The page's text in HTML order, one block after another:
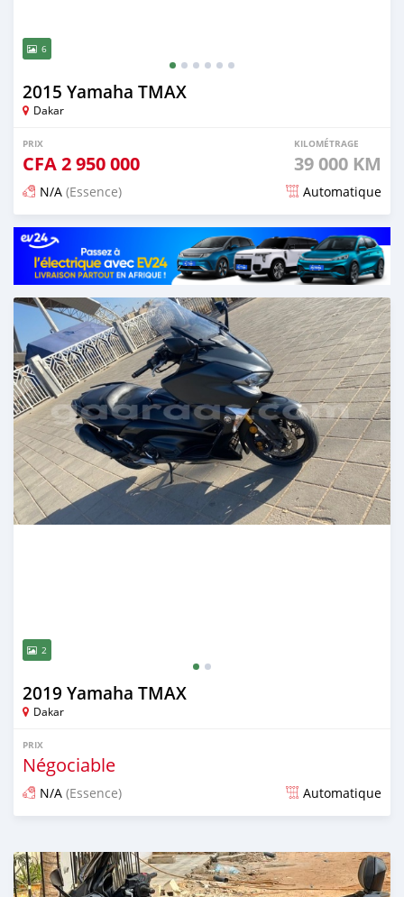
6
2015 Yamaha TMAX
Dakar
PRIX
CFA2 950 000
KILOMÉTRAGE
39 000 KM
N/A (Essence) Automatique
Publié il y a plus de 2 ans
2
2019 Yamaha TMAX
Dakar
PRIX
Négociable
N/A (Essence) Automatique